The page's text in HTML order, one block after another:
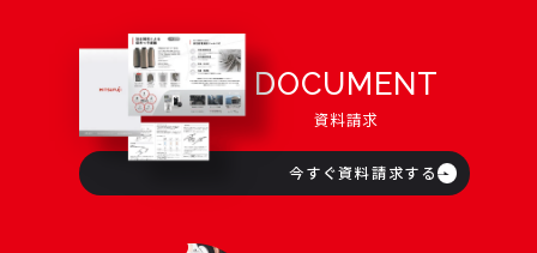
DOCUMENT
資料請求
今すぐ資料請求する